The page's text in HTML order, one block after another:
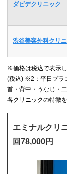
ダビデクリニック
渋谷美容外科クリ
※価格は税込で表示
(税込) ※2：平日プラ
首・背中・うなじ・
各クリニックの特徴
エミナルクリ
回78,000円